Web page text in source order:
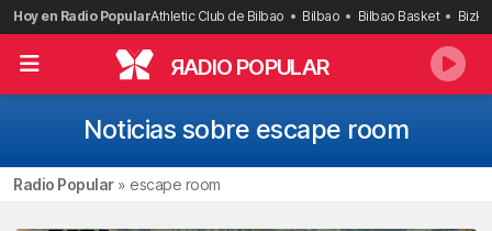
Saltar
al
contenido
Hoy en Radio PopularAthletic Club de Bilbao Bilbao Bilbao Basket
RADIO POPULAR
Noticias sobre escape room
Radio Popular» escape room